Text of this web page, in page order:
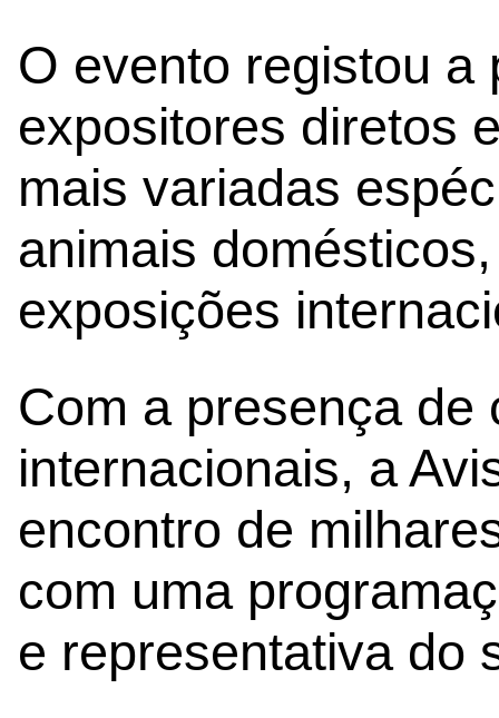
O evento registou a
expositores diretos
mais variadas
animais
exposições
Com a presença de
internacionais, a
encontro de
com uma
e representativa do